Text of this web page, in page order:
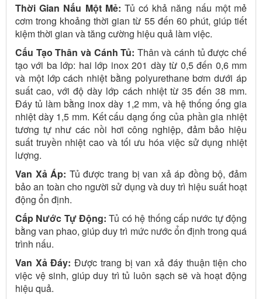
Thời Gian Nấu Một Mẻ: Tủ có khả năng nấu một mẻ
cơm trong khoảng thời gian từ 55 đến 60 phút, giúp tiết
kiệm thời gian và tăng cường hiệu quả làm việc.
Cấu Tạo Thân và Cánh Tủ: Thân và cánh tủ được chế
tạo với ba lớp: hai lớp inox 201 dày từ 0,5 đến 0,6 mm
và một lớp cách nhiệt bằng polyurethane bơm dưới áp
suất cao, với độ dày lớp cách nhiệt từ 35 đến 38 mm.
Đáy tủ làm bằng inox dày 1,2 mm, và hệ thống ống gia
nhiệt dày 1,5 mm. Kết cấu dạng ống của phần gia nhiệt
tương tự như các nồi hơi công nghiệp, đảm bảo hiệu
suất truyền nhiệt cao và tối ưu hóa việc sử dụng nhiệt
lượng.
Van Xả Áp: Tủ được trang bị van xả áp đồng bộ, đảm
bảo an toàn cho người sử dụng và duy trì hiệu suất hoạt
động ổn định.
Cấp Nước Tự Động: Tủ có hệ thống cấp nước tự động
bằng van phao, giúp duy trì mức nước ổn định trong quá
trình nấu.
Van Xả Đáy: Được trang bị van xả đáy thuận tiện cho
việc vệ sinh, giúp duy trì tủ luôn sạch sẽ và hoạt động
hiệu quả.